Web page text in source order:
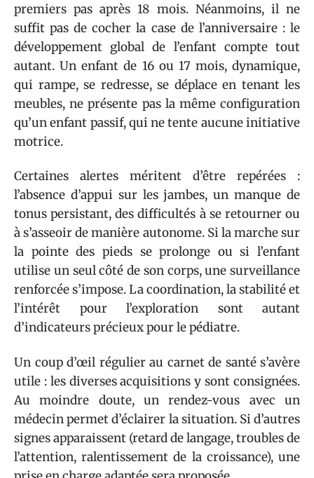
premiers pas après 18 mois. Néanmoins, il ne
suffit pas de cocher la case de l’anniversaire : le
développement global de l’enfant compte tout
autant. Un enfant de 16 ou 17 mois, dynamique,
qui rampe, se redresse, se déplace en tenant les
meubles, ne présente pas la même configuration
qu’un enfant passif, qui ne tente aucune initiative
motrice.
Certaines alertes méritent d’être repérées :
l’absence d’appui sur les jambes, un manque de
tonus persistant, des difficultés à se retourner ou
à s’asseoir de manière autonome. Si la marche sur
la pointe des pieds se prolonge ou si l’enfant
utilise un seul côté de son corps, une surveillance
renforcée s’impose. La coordination, la stabilité et
l’intérêt pour l’exploration sont autant
d’indicateurs précieux pour le pédiatre.
Un coup d’œil régulier au carnet de santé s’avère
utile : les diverses acquisitions y sont consignées.
Au moindre doute, un rendez-vous avec un
médecin permet d’éclairer la situation. Si d’autres
signes apparaissent (retard de langage, troubles de
l’attention, ralentissement de la croissance), une